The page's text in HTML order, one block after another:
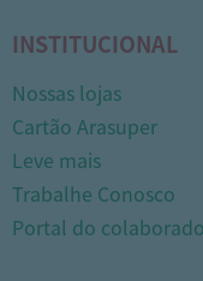
INSTITUCIONAL
Nossas lojas
Cartão Arasuper
Leve mais
Trabalhe Conosco
Portal do